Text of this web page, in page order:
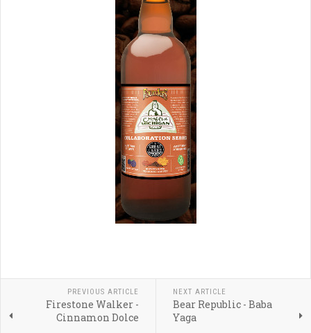
PREVIOUS ARTICLE
Firestone Walker -
Cinnamon Dolce
NEXT ARTICLE
Bear Republic - Baba
Yaga